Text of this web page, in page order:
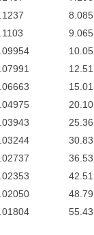
8.085
9.065
10.05
12.51
15.01
20.10
25.36
30.83
36.53
42.51
48.79
55.43